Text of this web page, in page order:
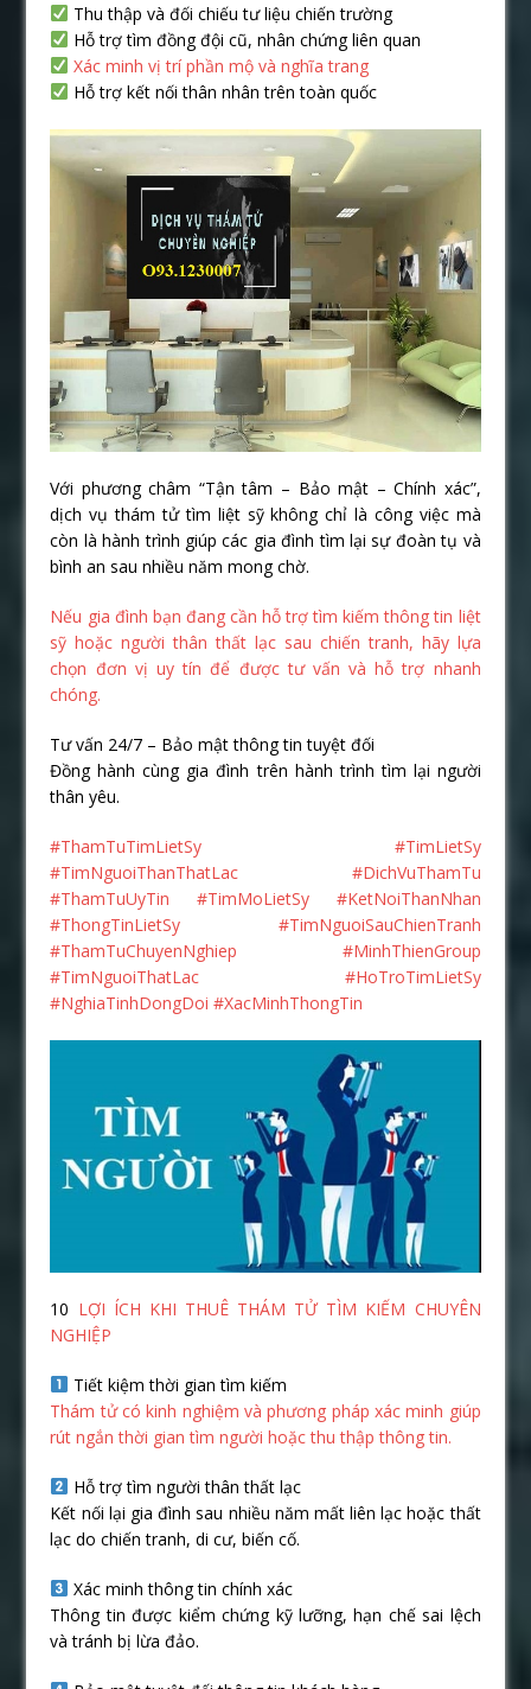
Thu thập và đối chiếu tư liệu chiến trường
Hỗ trợ tìm đồng đội cũ, nhân chứng liên quan
Xác minh vị trí phần mộ và nghĩa trang
Hỗ trợ kết nối thân nhân trên toàn quốc
Với phương châm “Tận tâm – Bảo mật – Chính xác”,
dịch vụ thám tử tìm liệt sỹ không chỉ là công việc mà
còn là hành trình giúp các gia đình tìm lại sự đoàn tụ và
bình an sau nhiều năm mong chờ.
Nếu gia đình bạn đang cần hỗ trợ tìm kiếm thông tin liệt
sỹ hoặc người thân thất lạc sau chiến tranh, hãy lựa
chọn đơn vị uy tín để được tư vấn và hỗ trợ nhanh
chóng.
Tư vấn 24/7 – Bảo mật thông tin tuyệt đối
Đồng hành cùng gia đình trên hành trình tìm lại người
thân yêu.
#ThamTuTimLietSy #TimLietSy
#TimNguoiThanThatLac #DichVuThamTu
#ThamTuUyTin #TimMoLietSy #KetNoiThanNhan
#ThongTinLietSy #TimNguoiSauChienTranh
#ThamTuChuyenNghiep #MinhThienGroup
#TimNguoiThatLac #HoTroTimLietSy
#NghiaTinhDongDoi #XacMinhThongTin
10 LỢI ÍCH KHI THUÊ THÁM TỬ TÌM KIẾM CHUYÊN
NGHIỆP
Tiết kiệm thời gian tìm kiếm
Thám tử có kinh nghiệm và phương pháp xác minh giúp
rút ngắn thời gian tìm người hoặc thu thập thông tin.
Hỗ trợ tìm người thân thất lạc
Kết nối lại gia đình sau nhiều năm mất liên lạc hoặc thất
lạc do chiến tranh, di cư, biến cố.
Xác minh thông tin chính xác
Thông tin được kiểm chứng kỹ lưỡng, hạn chế sai lệch
và tránh bị lừa đảo.